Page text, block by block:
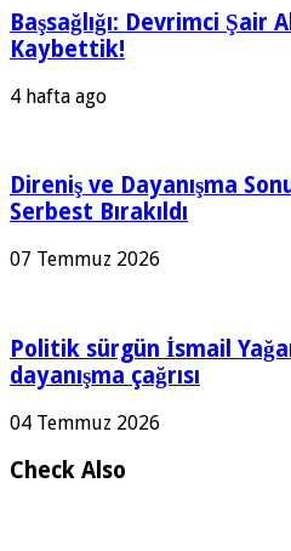
Başsağlığı: Devrimci Şair
Kaybettik!
4 hafta ago
Direniş ve Dayanışma
Serbest Bırakıldı
07 Temmuz 2026
Politik sürgün İsmail
dayanışma çağrısı
04 Temmuz 2026
Check Also